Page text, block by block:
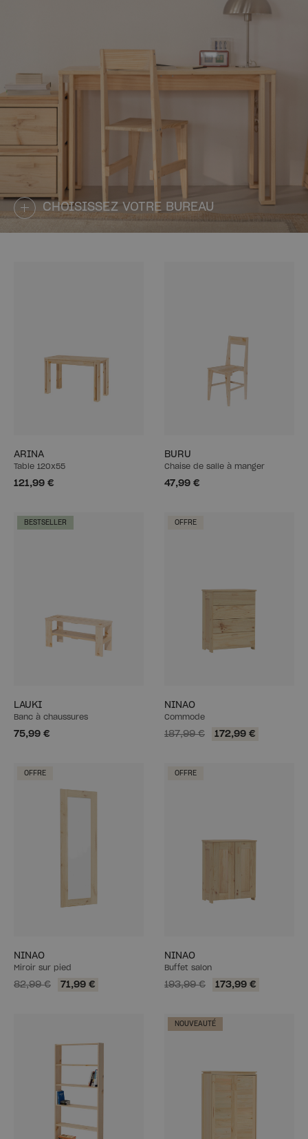
CHOISISSEZ VOTRE BUREAU
ARINA
Table 120x55
121,99 €
BURU
Chaise de salle à manger
47,99 €
BESTSELLER
LAUKI
Banc à chaussures
75,99 €
OFFRE
NINAO
Commode
187,99 € 172,99 €
OFFRE
NINAO
Miroir sur pied
82,99 € 71,99 €
OFFRE
NINAO
Buffet salon
193,99 € 173,99 €
NOUVEAUTÉ